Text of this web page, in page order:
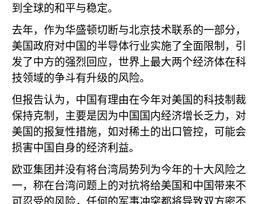
到全球的和平与稳定。
去年，作为华盛顿切断与北京技术联系的一部分，
美国政府对中国的半导体行业实施了全面限制，引
发了中方的强烈回应，世界上最大两个经济体在科
技领域的争斗有升级的风险。
但报告认为，中国有理由在今年对美国的科技制裁
保持克制，主要是因为中国国内经济增长乏力，对
美国的报复性措施，如对稀土的出口管控，可能会
损害中国自身的经济利益。
欧亚集团并没有将台湾局势列为今年的十大风险之
一，称在台湾问题上的对抗将给美国和中国带来不
可忍受的风险，任何的军事冲突都将导致双方密不